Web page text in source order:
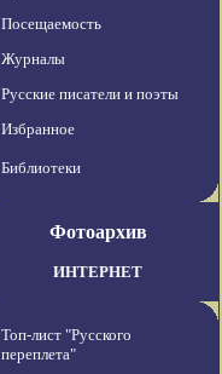
Посещаемость
Журналы
Русские писатели и поэты
Избранное
Библиотеки
Фотоархив
ИНТЕРНЕТ
Топ-лист "Русского
переплета"